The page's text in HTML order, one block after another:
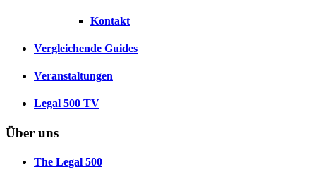
Kontakt
Vergleichende Guides
Veranstaltungen
Legal 500 TV
Über uns
The Legal 500